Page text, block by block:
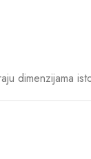
dimenzijama